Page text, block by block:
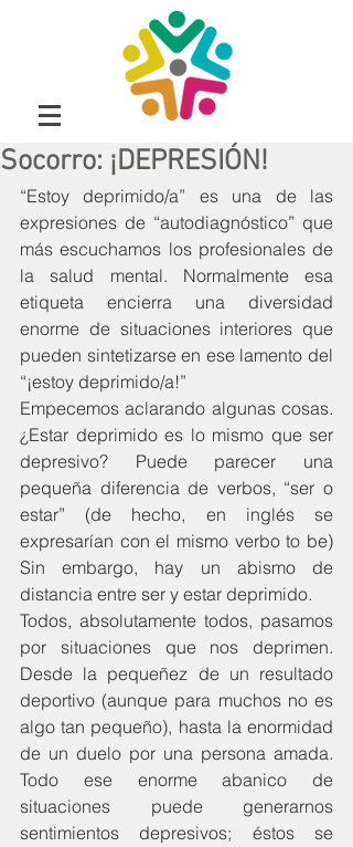
Socorro: ¡DEPRESIÓN!
“Estoy deprimido/a” es una de las
expresiones de “autodiagnóstico” que
más escuchamos los profesionales de
la salud mental. Normalmente esa
etiqueta encierra una diversidad
enorme de situaciones interiores que
pueden sintetizarse en ese lamento del
“¡estoy deprimido/a!”
Empecemos aclarando algunas cosas.
¿Estar deprimido es lo mismo que ser
depresivo? Puede parecer una
pequeña diferencia de verbos, “ser o
estar” (de hecho, en inglés se
expresarían con el mismo verbo to be)
Sin embargo, hay un abismo de
distancia entre ser y estar deprimido.
Todos, absolutamente todos, pasamos
por situaciones que nos deprimen.
Desde la pequeñez de un resultado
deportivo (aunque para muchos no es
algo tan pequeño), hasta la enormidad
de un duelo por una persona amada.
Todo ese enorme abanico de
situaciones puede generarnos
sentimientos depresivos; éstos se